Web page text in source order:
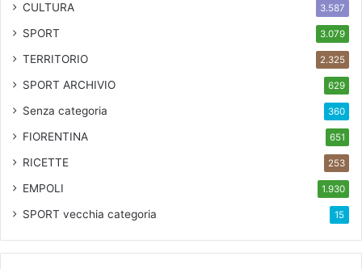
L
a
i
l
a
r
o
n
e
CULTURA 3.587
SPORT 3.079
TERRITORIO 2.325
SPORT ARCHIVIO 629
Senza categoria 360
FIORENTINA 651
RICETTE 253
EMPOLI 1.930
SPORT vecchia categoria 15